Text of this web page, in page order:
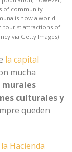
of community
is now a world
tourist attractions of
via Getty Images)
la capital
mucha
murales
culturales y
queden
Hacienda